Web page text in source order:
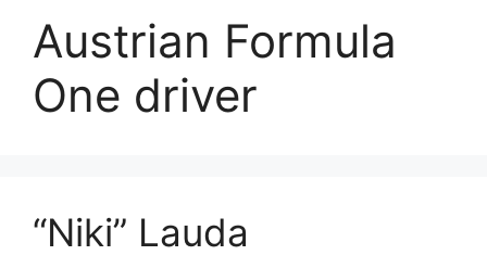
Austrian Formula
One driver
“Niki” Lauda